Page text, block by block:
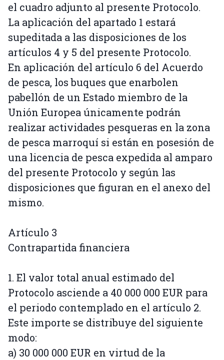
el cuadro adjunto al presente Protocolo.
La aplicación del apartado 1 estará
supeditada a las disposiciones de los
artículos 4 y 5 del presente Protocolo.
En aplicación del artículo 6 del Acuerdo
de pesca, los buques que enarbolen
pabellón de un Estado miembro de la
Unión Europea únicamente podrán
realizar actividades pesqueras en la zona
de pesca marroquí si están en posesión de
una licencia de pesca expedida al amparo
del presente Protocolo y según las
disposiciones que figuran en el anexo del
mismo.
Artículo 3
Contrapartida financiera
1. El valor total anual estimado del
Protocolo asciende a 40 000 000 EUR para
el periodo contemplado en el artículo 2.
Este importe se distribuye del siguiente
modo:
a) 30 000 000 EUR en virtud de la